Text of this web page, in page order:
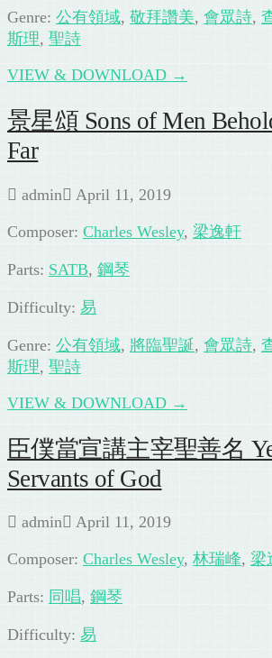
Genre: 公有領域, 敬拜讚美, 會眾詩,
斯理, 聖詩
VIEW & DOWNLOAD →
景星頌 Sons of Men
Far
admin April 11, 2019
Composer: Charles Wesley, 梁逸軒
Parts: SATB, 鋼琴
Difficulty: 易
Genre: 公有領域, 將臨聖誕, 會眾詩,
斯理, 聖詩
VIEW & DOWNLOAD →
臣僕當宣講主宰聖善名
Servants of God
admin April 11, 2019
Composer: Charles Wesley, 林瑞峰, 梁
Parts: 同唱, 鋼琴
Difficulty: 易